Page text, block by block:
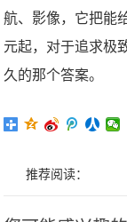
航、影像，它把能
元起，对于追求极
久的那个答案。
推荐阅读：